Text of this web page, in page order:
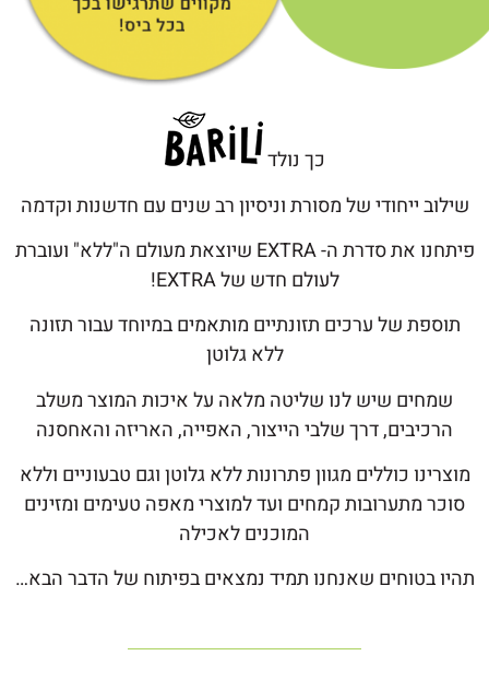
כך נולד
שילוב ייחודי של מסורת וניסיון רב שנים עם חדשנות וקדמה
פיתחנו את סדרת ה- EXTRA שיוצאת מעולם ה"ללא" ועוברת
לעולם חדש של EXTRA!
תוספת של ערכים תזונתיים מותאמים במיוחד עבור תזונה
ללא גלוטן
שמחים שיש לנו שליטה מלאה על איכות המוצר משלב
הרכיבים, דרך שלבי הייצור, האפייה, האריזה והאחסנה
מוצרינו כוללים מגוון פתרונות ללא גלוטן וגם טבעוניים וללא
סוכר מתערובות קמחים ועד למוצרי מאפה טעימים ומזינים
המוכנים לאכילה
תהיו בטוחים שאנחנו תמיד נמצאים בפיתוח של הדבר הבא…